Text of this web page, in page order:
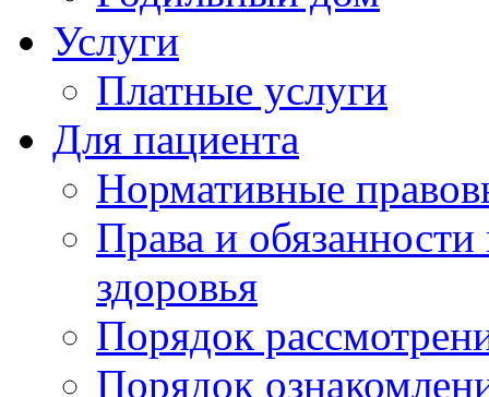
Услуги
Платные услуги
Для пациента
Нормативные
Права и
здоровья
Порядок
Порядок